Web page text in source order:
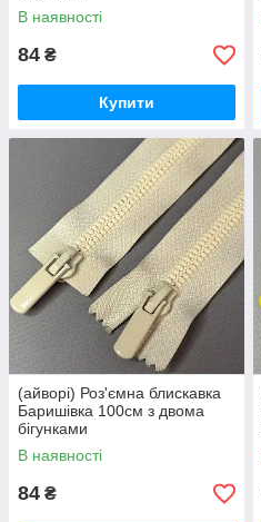
В наявності
84 ₴
Купити
(айворі) Роз'ємна блискавка
Баришівка 100см з двома
бігунками
В наявності
84 ₴